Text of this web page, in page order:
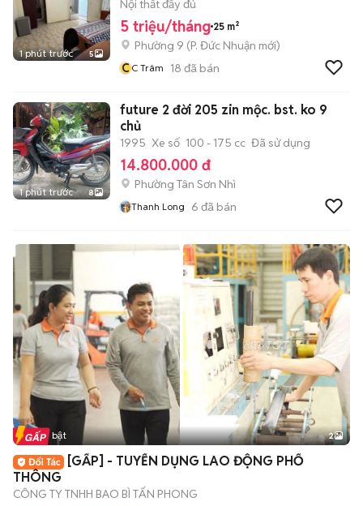
1 phút trước 5
Nội thất đầy đủ
5 triệu/tháng 25 m²
Phường 9 (P. Đức Nhuận mới)
CC Trâm 18 đã bán
1 phút trước 8
future 2 đời 205 zin mộc. bst. ko 9
chủ
1995 Xe số 100 - 175 cc Đã sử dụng
14.800.000 đ
Phường Tân Sơn Nhì
Thanh Long 6 đã bán
Tin nổi bật 2
[GẤP] - TUYỂN DỤNG LAO ĐỘNG PHỔ
THÔNG
CÔNG TY TNHH BAO BÌ TẤN PHONG